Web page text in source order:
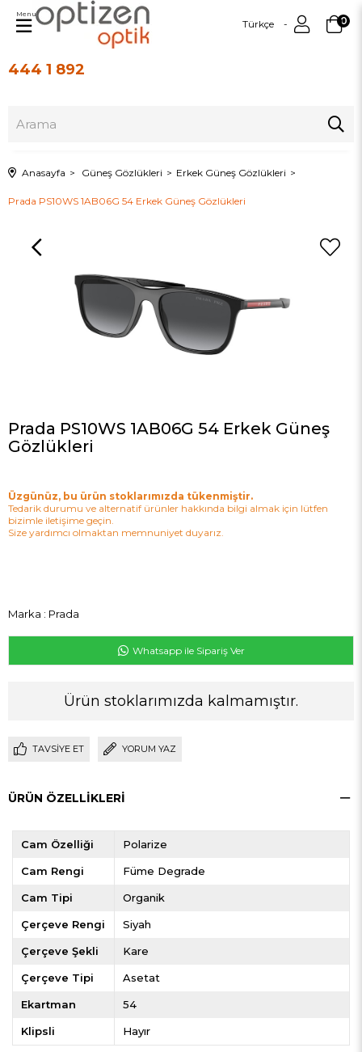
444 1 892
Türkçe 0
Menu
Anasayfa Güneş Gözlükleri Erkek Güneş Gözlükleri
Prada PS10WS 1AB06G 54 Erkek Güneş Gözlükleri
Prada PS10WS 1AB06G 54 Erkek Güneş
Gözlükleri
Üzgünüz, bu ürün stoklarımızda tükenmiştir.
Tedarik durumu ve alternatif ürünler hakkında bilgi almak için lütfen
bizimle iletişime geçin.
Size yardımcı olmaktan memnuniyet duyarız.
Marka : Prada
Whatsapp ile Sipariş Ver
Ürün stoklarımızda kalmamıştır.
TAVSIYE ET YORUM YAZ
ÜRÜN ÖZELLIKLERI
Cam Özelliği Polarize
Cam Rengi Füme Degrade
Cam Tipi Organik
Çerçeve Rengi Siyah
Çerçeve Şekli Kare
Çerçeve Tipi Asetat
Ekartman 54
Klipsli Hayır